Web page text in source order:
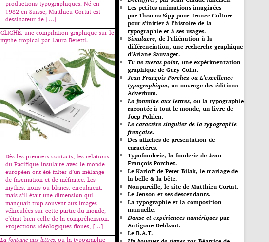
productions typographiques. Né en
1982 en Suisse, Matthieu Cortat est
dessinateur de […]
CLICHÉ, une compilation graphique sur le
mythe tropical par Laura Beretti.
Dès les premiers contacts, les relations
du Pacifique insulaire avec le monde
européen ont été faites d’un mélange
de fascination et de méfiance. Les
mythes, noirs ou blancs, circulaient,
mais s’il était une dimension qui
manquait trop souvent aux images
véhiculées sur cette partie du monde,
c’était bien celle de la compréhension.
Projections idéologiques floues, […]
La fontaine aux lettres, ou la typographie
Les petites animations imaginées
par Thomas Sipp pour France Culture
pour s’initier à l’histoire de la
typographie et à ses usages.
Simulacre, de l’aliénation à la
différenciation, une recherche graphique
d’Ariane Sauvaget.
Tu ne tueras point, une expérimentation
graphique de Gary Colin.
Jean François Porchez ou L’excellence
typographique, un ouvrage des éditions
Adverbum.
La fontaine aux lettres, ou la typographie
racontée à tout le monde, un livre de
Joep Pohlen.
Le caractère singulier de la typographie
française.
Des affiches de présentation de
caractères.
Typofonderie, la fonderie de Jean
François Porchez.
Le Karloff de Peter Bilak, le mariage de
la belle & la bête.
Nonpareille, le site de Matthieu Cortat.
Le Jenson et ses descendants.
La typographie et la composition
manuelle.
Danse et expériences numériques par
Antigone Debbaut.
Le B.A.T.